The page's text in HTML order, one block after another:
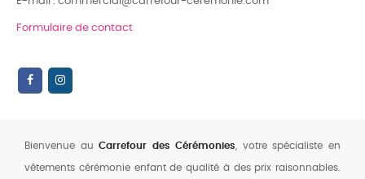
Formulaire de contact
Bienvenue auCarrefour des Cérémonies , votre spécialiste en
vêtements cérémonie enfant de qualité à des prix raisonnables.